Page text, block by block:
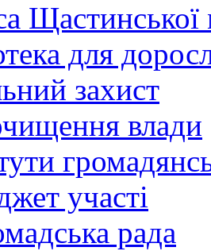
Щастинської
для
захист
влади
участі
рада